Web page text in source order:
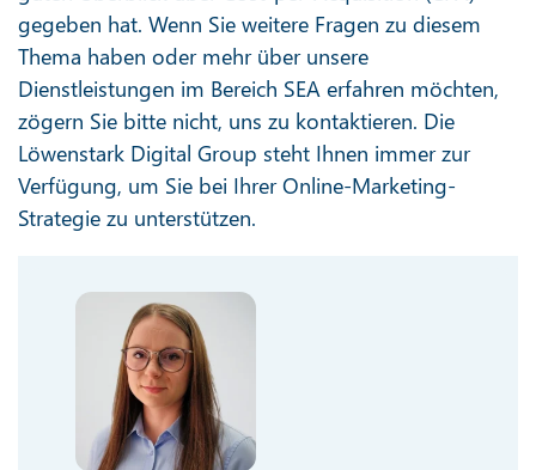
gegeben hat. Wenn Sie weitere Fragen zu diesem
Thema haben oder mehr über unsere
Dienstleistungen im Bereich SEA erfahren möchten,
zögern Sie bitte nicht, uns zu kontaktieren. Die
Löwenstark Digital Group steht Ihnen immer zur
Verfügung, um Sie bei Ihrer Online-Marketing-
Strategie zu unterstützen.